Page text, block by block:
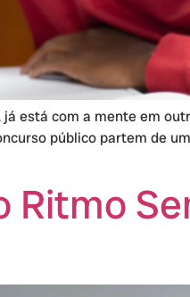
está com a mente em
público partem de
Ritmo